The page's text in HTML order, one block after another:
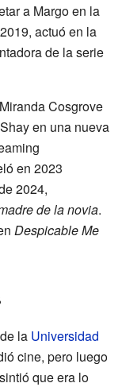
a Margo en la
actuó en la
de la serie
Cosgrove
en una nueva
en 2023
2024,
de la novia.
Despicable Me
la Universidad
cine, pero luego
que era lo